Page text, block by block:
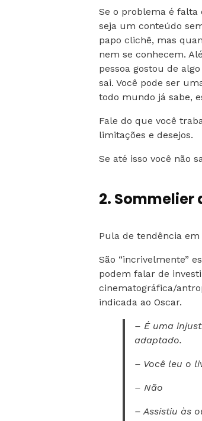
Se o problema é
seja um conteúdo
papo clichê, mas
nem se conhecem.
pessoa gostou de
sai. Você pode ser
todo mundo já sabe,
Fale do que você
limitações e desejos.
Se até isso você não
2. Sommelier
Pula de tendência
São “incrivelmente”
podem falar de
cinematográfica/
indicada ao Oscar.
– É uma
adaptado.
– Você leu o
– Não
– Assistiu às